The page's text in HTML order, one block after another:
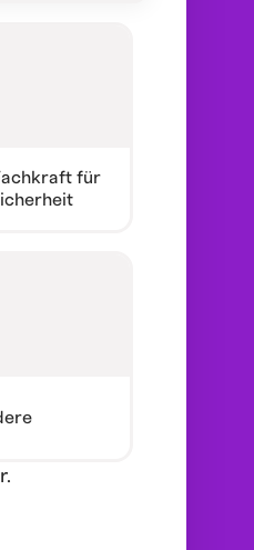
für